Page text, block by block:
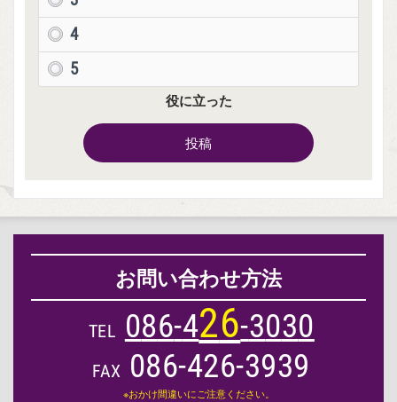
4
5
役に立った
投稿
お問い合わせ方法
TEL 086-426-3030
FAX 086-426-3939
※おかけ間違いにご注意ください。